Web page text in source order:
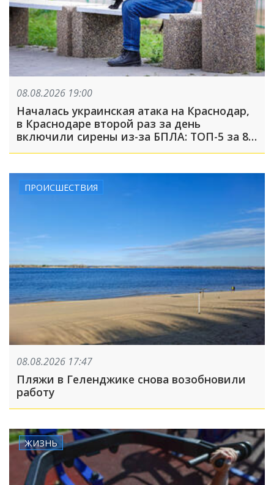
08.08.2026 19:00
Началась украинская атака на Краснодар,
в Краснодаре второй раз за день
включили сирены из-за БПЛА: ТОП-5 за 8
ПРОИСШЕСТВИЯ
08.08.2026 17:47
Пляжи в Геленджике снова возобновили
работу
ЖИЗНЬ